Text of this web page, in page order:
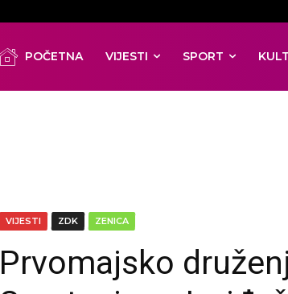
POČETNA VIJESTI SPORT
VIJESTI ZDK ZENICA
Prvomajsko